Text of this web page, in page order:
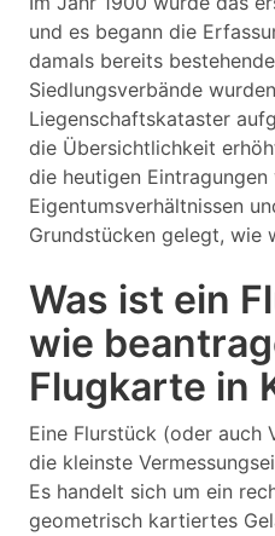
und es begann die
damals bereits
Siedlungsverbände
Liegenschaftskataster
die Übersichtlichkeit
die heutigen Eintragungen
Eigentumsverhältnissen
Grundstücken gelegt, wie
Was ist ein
wie
Flugkarte in
Eine Flurstück (oder auch
die kleinste
Es handelt sich um ein
geometrisch kartiertes